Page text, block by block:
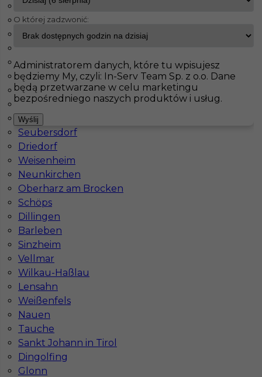
InServ Oferty pracy Mulheim
Pokaż filtr
Haiterbach
Badendorf
Albig
Klettgau
Thale
Bisingen
Schorndorf
Meinersen
Seubersdorf
Driedorf
Weisenheim
Neunkirchen
Oberharz am Brocken
Schöps
Dillingen
Barleben
Sinzheim
Vellmar
Wilkau-Haßlau
Lensahn
Weißenfels
Nauen
Tauche
Sankt Johann in Tirol
Dingolfing
Glonn
Elektryk - praca w Niemczech
Kategoria
Lokalizacja Niemcy
Wymagane języki
Niemiecki podstawowy
Stawka 16 - 18 € / h
O której zadzwonić:
Administratorem danych, które tu wpisujesz
będziemy My, czyli: In-Serv Team Sp. z o.o. Dane
będą przetwarzane w celu marketingu
bezpośredniego naszych produktów i usług.
Wyślij